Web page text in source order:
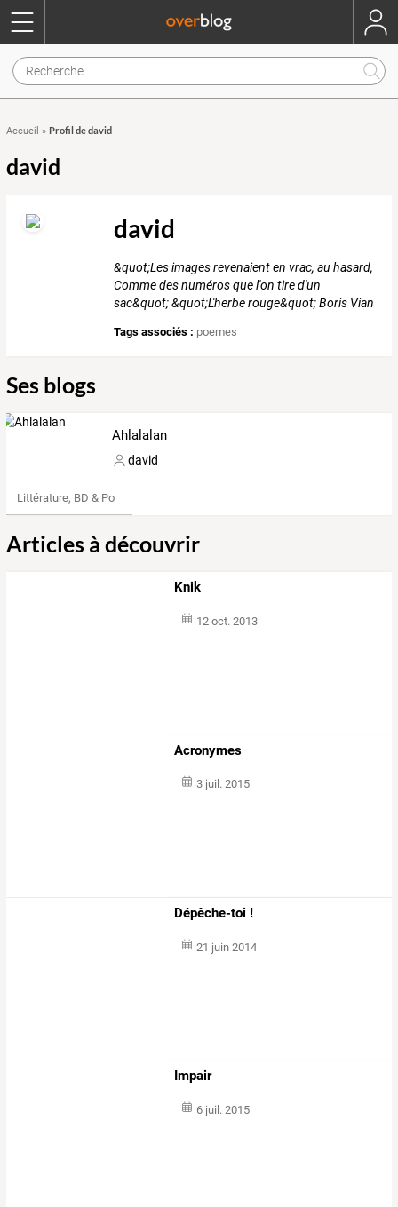
Accueil » Profil de david
david
david
&quot;Les images revenaient en vrac, au hasard,
Comme des numéros que l'on tire d'un
sac&quot; &quot;L'herbe rouge&quot; Boris Vian
Tags associés : poemes
Ses blogs
Ahlalalan
david
Littérature, BD & Poésie
Articles à découvrir
Knik
12 oct. 2013
Acronymes
3 juil. 2015
Dépêche-toi !
21 juin 2014
Impair
6 juil. 2015